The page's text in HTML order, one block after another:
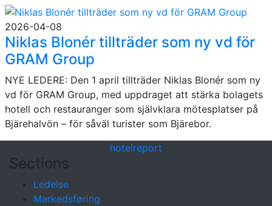
2026-04-08
Niklas Blonér tillträder som ny vd för
GRAM Group
NYE LEDERE: Den 1 april tillträder Niklas Blonér som ny
vd för GRAM Group, med uppdraget att stärka bolagets
hotell och restauranger som självklara mötesplatser på
Bjärehalvön – för såväl turister som Bjärebor.
hotelreport
Sections
Ledelse
Markedsføring